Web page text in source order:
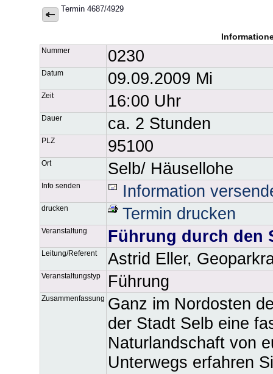
Termin 4687/4929
Nummer 0230
Datum 09.09.2009 Mi
Zeit 16:00 Uhr
Dauer ca. 2 Stunden
PLZ 95100
Ort Selb/ Häusellohe
Info senden Information
drucken Termin drucken
Veranstaltung Führung durch den
Leitung/Referent Astrid Eller,
Veranstaltungstyp Führung
Zusammenfassung Ganz im Nordosten
der Stadt Selb eine
Naturlandschaft von
Unterwegs erfahren